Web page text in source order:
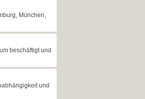
München,
beschäftigt und
und